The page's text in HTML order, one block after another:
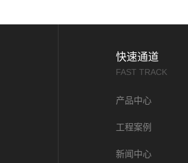
快速通道
FAST TRACK
产品中心
工程案例
新闻中心